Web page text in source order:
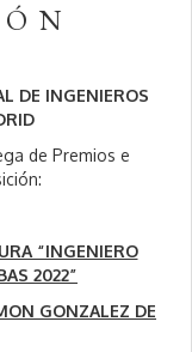
N
DE INGENIEROS
de Premios e
“INGENIERO
2022”
GONZALEZ DE